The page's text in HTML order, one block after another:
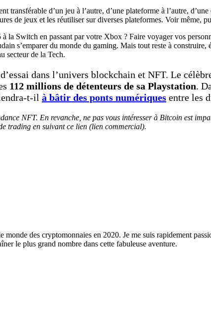
transférable d’un jeu à l’autre, d’une plateforme à l’autre,
de jeux et les réutiliser sur diverses plateformes. Voir même,
la Switch en passant par votre Xbox ? Faire voyager vos
s’emparer du monde du gaming. Mais tout reste à
secteur de la Tech.
dans l’univers blockchain et NFT. Le
112 millions de détenteurs de sa Playstation.
t-il à bâtir des ponts numériques entre les
NFT. En revanche, ne pas vous intéresser à Bitcoin est
trading en suivant ce lien (lien commercial).
monde des cryptomonnaies en 2020. Je me suis rapidement
le plus grand nombre dans cette fabuleuse aventure.